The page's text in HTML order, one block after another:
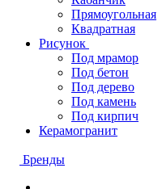
Прямоугольная
Квадратная
Рисунок
Под мрамор
Под бетон
Под дерево
Под камень
Под кирпич
Керамогранит
Бренды